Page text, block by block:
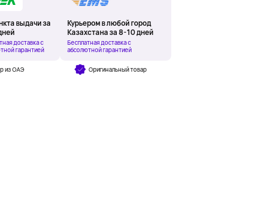
выдачи за
доставка с
гарантией
Курьером в любой город
Казахстана за 8-10 дней
Бесплатная доставка с
абсолютной гарантией
из ОАЭ Оригинальный товар